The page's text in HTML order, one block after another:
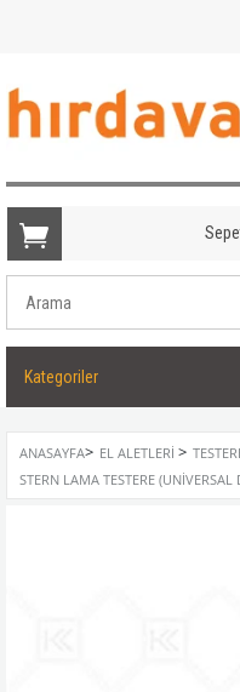
Kategoriler
ANASAYFA> EL ALETLERI >
STERN LAMA TESTERE